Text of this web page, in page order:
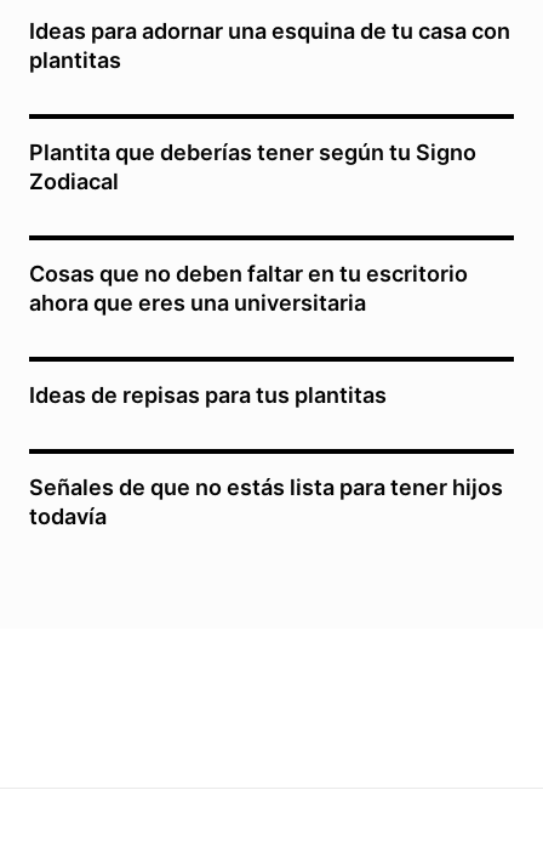
Ideas para adornar una esquina de tu casa con
plantitas
Plantita que deberías tener según tu Signo
Zodiacal
Cosas que no deben faltar en tu escritorio
ahora que eres una universitaria
Ideas de repisas para tus plantitas
Señales de que no estás lista para tener hijos
todavía